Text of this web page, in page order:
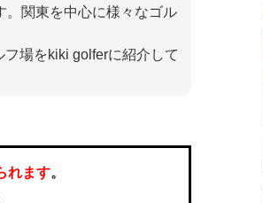
。関東を中心に様々なゴル
場をkiki golferに紹介して
れます。